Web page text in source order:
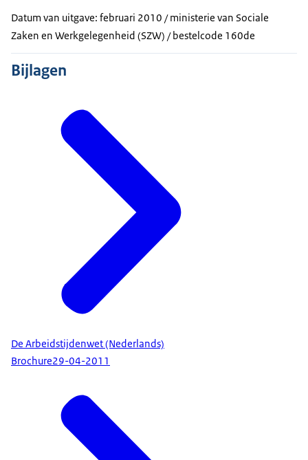
Datum van uitgave: februari 2010 / ministerie van Sociale
Zaken en Werkgelegenheid (SZW) / bestelcode 160de
Bijlagen
De Arbeidstijdenwet (Nederlands)
Brochure29-04-2011